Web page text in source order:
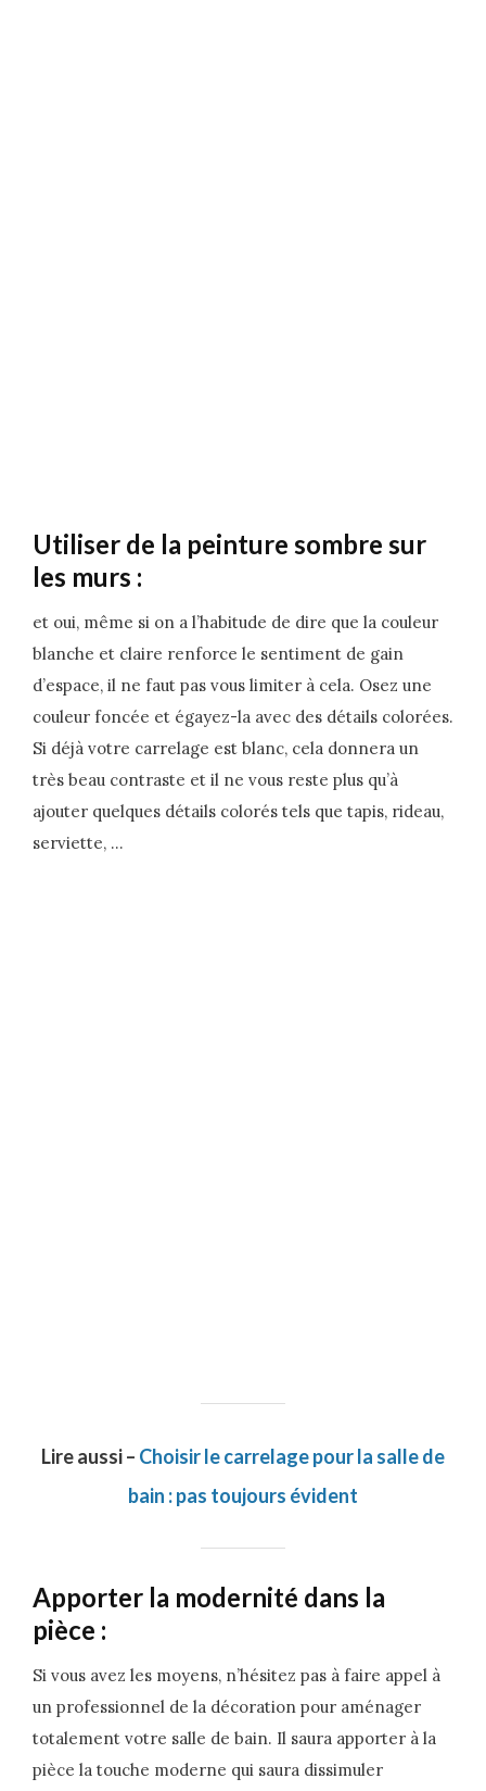
Utiliser de la peinture sombre sur
les murs :
et oui, même si on a l’habitude de dire que la couleur
blanche et claire renforce le sentiment de gain
d’espace, il ne faut pas vous limiter à cela. Osez une
couleur foncée et égayez-la avec des détails colorées.
Si déjà votre carrelage est blanc, cela donnera un
très beau contraste et il ne vous reste plus qu’à
ajouter quelques détails colorés tels que tapis, rideau,
serviette, …
Lire aussi – Choisir le carrelage pour la salle de
bain : pas toujours évident
Apporter la modernité dans la
pièce :
Si vous avez les moyens, n’hésitez pas à faire appel à
un professionnel de la décoration pour aménager
totalement votre salle de bain. Il saura apporter à la
pièce la touche moderne qui saura dissimuler